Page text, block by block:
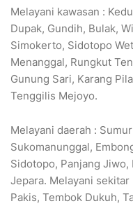
Melayani kawasan :
Dupak, Gundih, Bulak,
Simokerto, Sidotopo
Menanggal, Rungkut
Gunung Sari, Karang
Tenggilis Mejoyo.
Melayani daerah :
Sukomanunggal,
Sidotopo, Panjang Jiwo,
Jepara. Melayani
Pakis, Tembok Dukuh,